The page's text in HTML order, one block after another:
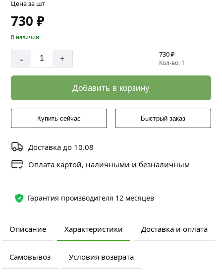
Гарантия производителя 12 месяцев
Цена за шт
730 ₽
В наличии
- + 730 ₽
Кол-во: 1
Добавить в корзину
Купить сейчас Быстрый заказ
Доставка до 10.08
Оплата картой, наличными и безналичным
Описание Характеристики Доставка и оплата
Самовывоз Условия возврата